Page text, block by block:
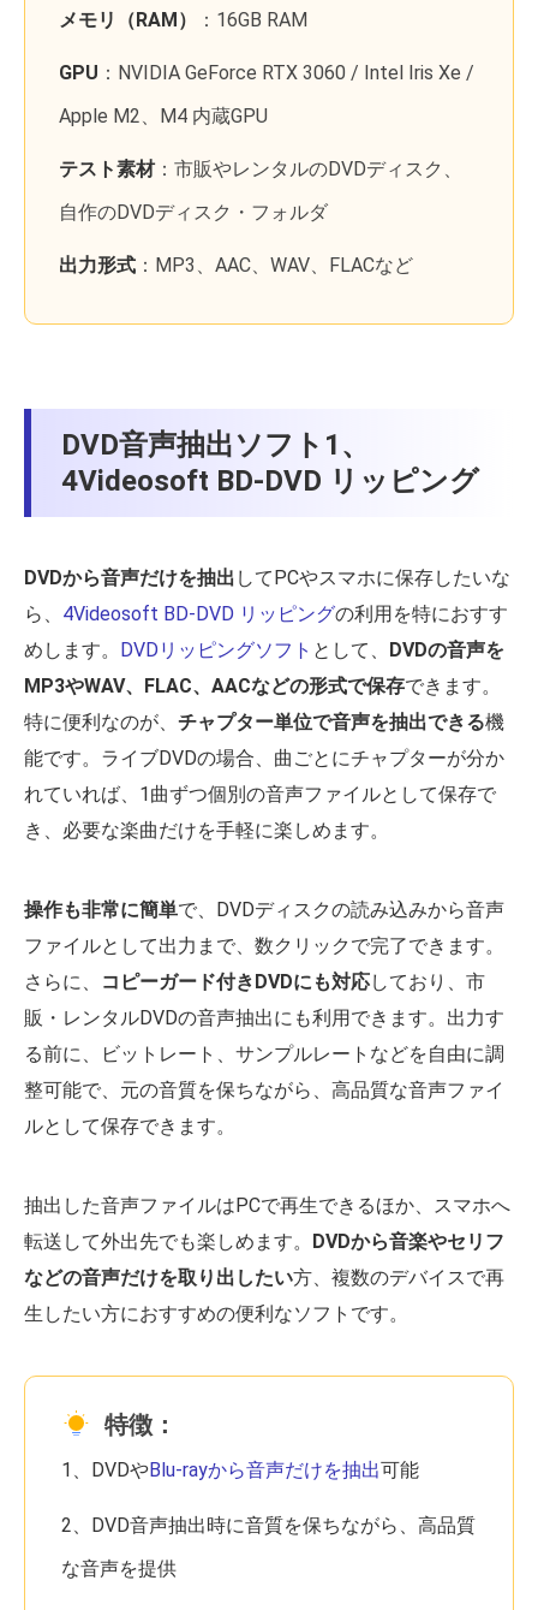
メモリ（RAM） ：16GB RAM
GPU ：NVIDIA GeForce RTX 3060 / Intel Iris Xe /
Apple M2、M4 内蔵GPU
テスト素材：市販やレンタルのDVDディスク、
自作のDVDディスク・フォルダ
出力形式 ：MP3、AAC、WAV、FLACなど
DVD音声抽出ソフト1、
4Videosoft BD-DVD リッピング
DVDから音声だけを抽出 してPCやスマホに保存したいな
ら、 4Videosoft BD-DVD リッピングの利用を特におすす
めします。 DVDリッピングソフト として、 DVDの音声を
MP3やWAV、FLAC、AACなどの形式で保存できます。
特に便利なのが、 チャプター単位で音声を抽出できる機
能です。ライブDVDの場合、曲ごとにチャプターが分か
れていれば、1曲ずつ個別の音声ファイルとして保存で
き、必要な楽曲だけを手軽に楽しめます。
操作も非常に簡単で、DVDディスクの読み込みから音声
ファイルとして出力まで、数クリックで完了できます。
さらに、
コピーガード付きDVDにも対応しており、市
販・レンタルDVDの音声抽出にも利用できます。出力す
る前に、ビットレート、サンプルレートなどを自由に調
整可能で、元の音質を保ちながら、高品質な音声ファイ
ルとして保存できます。
抽出した音声ファイルはPCで再生できるほか、スマホへ
転送して外出先でも楽しめます。 DVDから音楽やセリフ
などの音声だけを取り出したい方、複数のデバイスで再
生したい方におすすめの便利なソフトです。
特徴：
1、DVDやBlu-rayから音声だけを抽出可能
2、DVD音声抽出時に音質を保ちながら、高品質
な音声を提供